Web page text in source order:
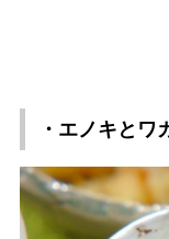
・エノキとワ